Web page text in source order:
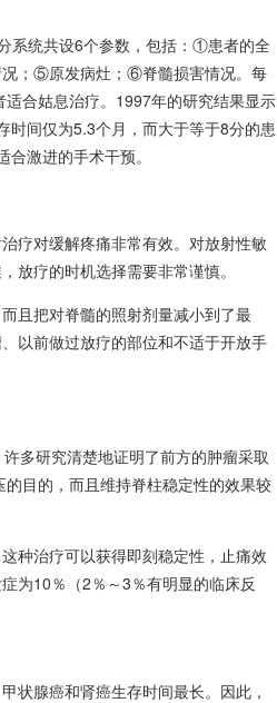
系统共设6个参数，包括：①患者的全
；⑤原发病灶；⑥脊髓损害情况。每
合姑息治疗。1997年的研究结果显示
时间仅为5.3个月，而大于等于8分的患
激进的手术干预。
疗对缓解疼痛非常有效。对放射性敏
放疗的时机选择需要非常谨慎。
且把对脊髓的照射剂量减小到了最
以前做过放疗的部位和不适于开放手
多研究清楚地证明了前方的肿瘤采取
目的，而且维持脊柱稳定性的效果较
种治疗可以获得即刻稳定性，止痛效
为10％（2％～3％有明显的临床反
甲状腺癌和肾癌生存时间最长。因此，